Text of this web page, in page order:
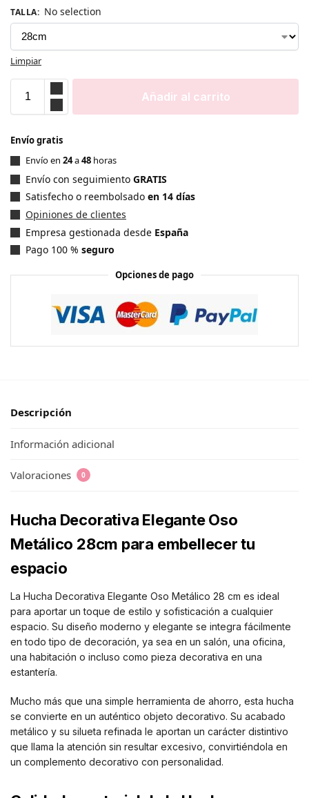
TALLA: No selection
Limpiar
Añadir al carrito
Envío gratis
Envío en 24a48 horas
Envío con seguimiento GRATIS
Satisfecho o reembolsado en 14 días
Opiniones de clientes
Empresa gestionada desde España
Pago 100 % seguro
Opciones de pago
Descripción
Información adicional
Valoraciones 0
Hucha Decorativa Elegante Oso
Metálico 28cm para embellecer tu
espacio
La Hucha Decorativa Elegante Oso Metálico 28 cm es ideal
para aportar un toque de estilo y sofisticación a cualquier
espacio. Su diseño moderno y elegante se integra fácilmente
en todo tipo de decoración, ya sea en un salón, una oficina,
una habitación o incluso como pieza decorativa en una
estantería.
Mucho más que una simple herramienta de ahorro, esta hucha
se convierte en un auténtico objeto decorativo. Su acabado
metálico y su silueta refinada le aportan un carácter distintivo
que llama la atención sin resultar excesivo, convirtiéndola en
un complemento decorativo con personalidad.